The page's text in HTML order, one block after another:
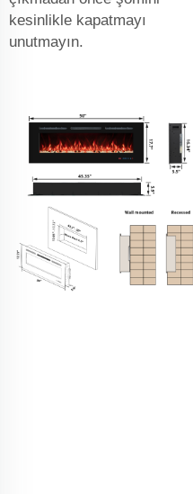
kesinlikle kapatmayı
unutmayın.